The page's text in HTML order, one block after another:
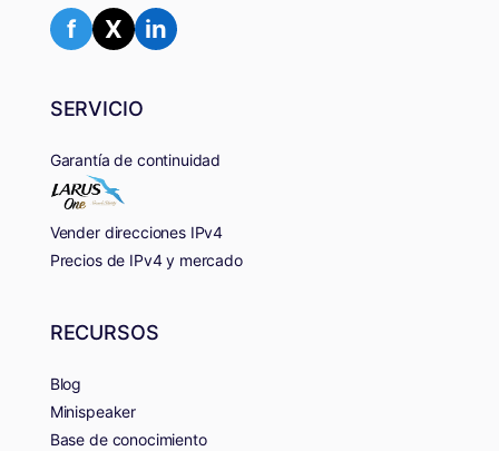
f X in
SERVICIO
Garantía de continuidad
Vender direcciones IPv4
Precios de IPv4 y mercado
RECURSOS
Blog
Minispeaker
Base de conocimiento